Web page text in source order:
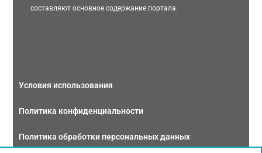
составляют основное содержание портала.
Условия использования
Политика конфиденциальности
Политика обработки персональных данных